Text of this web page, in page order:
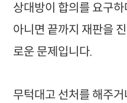
상대방이 합의를 요구
아니면 끝까지 재판을
로운 문제입니다.
무턱대고 선처를 해주